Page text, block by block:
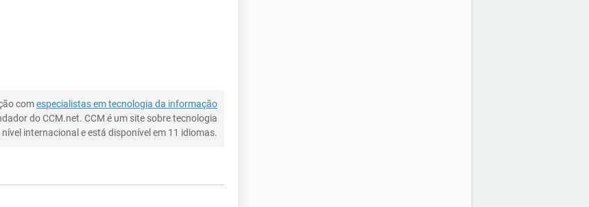
comespecialistas em tecnologia da informação
do CCM.net. CCM é um site sobre tecnologia
nível internacional e está disponível em 11 idiomas.